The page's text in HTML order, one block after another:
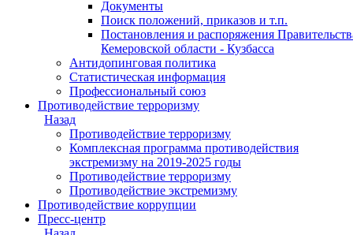
Документы
Поиск положений, приказов и т.п.
Постановления и распоряжения
Кемеровской области - Кузбасса
Антидопинговая политика
Статистическая информация
Профессиональный союз
Противодействие терроризму
Назад
Противодействие терроризму
Комплексная программа противодействия
экстремизму на 2019-2025 годы
Противодействие терроризму
Противодействие экстремизму
Противодействие коррупции
Пресс-центр